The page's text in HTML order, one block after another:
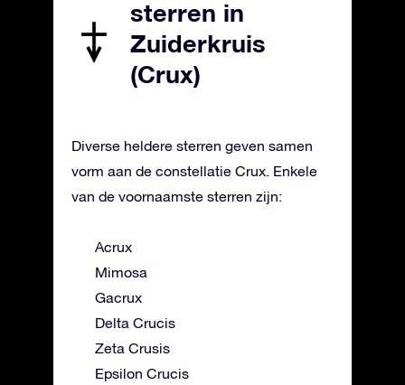
sterren in
Zuiderkruis
(Crux)
Diverse heldere sterren geven samen
vorm aan de constellatie Crux. Enkele
van de voornaamste sterren zijn:
Acrux
Mimosa
Gacrux
Delta Crucis
Zeta Crusis
Epsilon Crucis